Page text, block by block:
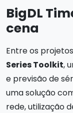
BigDL
cena
Entre os
Series Toolkit,
e previsão de
uma solução
rede, utilização